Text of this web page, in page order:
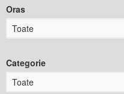
Oras
Categorie